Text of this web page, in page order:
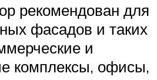
рекомендован для
фасадов и таких
и
комплексы, офисы,